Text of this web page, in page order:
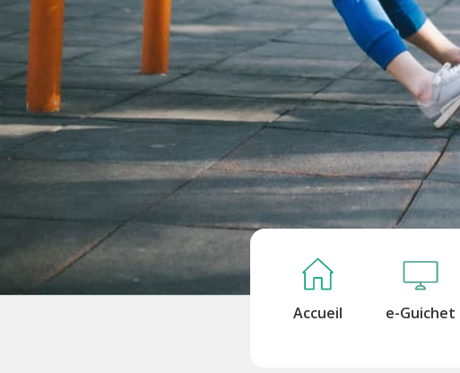
Accueil e-Guichet